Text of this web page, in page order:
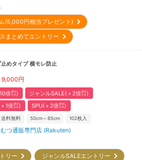
(5,000円相当プレゼント)
まとめてエントリー
めタイプ 横モレ防止
9,000円
倍㌽)
ジャンルSALE(＋2倍㌽)
1倍㌽)
SPU(＋2倍㌽)
送料無料 50cm～85cm 102枚入
つ通販専門店 (Rakuten)
トリー
ジャンルSALEエントリー